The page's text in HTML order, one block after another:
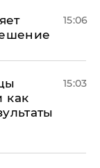
15:06
как
15:03